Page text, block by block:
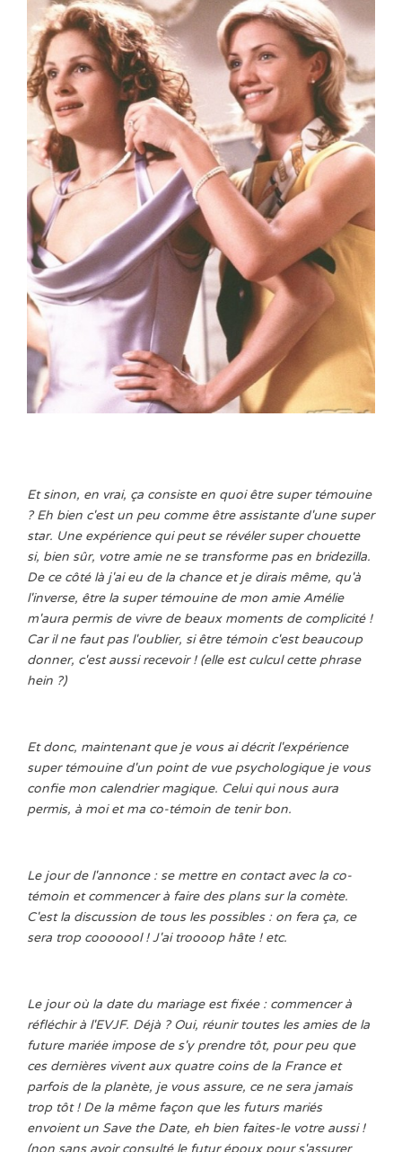
Et sinon, en vrai, ça consiste en quoi être super témouine
? Eh bien c'est un peu comme être assistante d'une super
star. Une expérience qui peut se révéler super chouette
si, bien sûr, votre amie ne se transforme pas en bridezilla.
De ce côté là j'ai eu de la chance et je dirais même, qu'à
l'inverse, être la super témouine de mon amie Amélie
m'aura permis de vivre de beaux moments de complicité !
Car il ne faut pas l'oublier, si être témoin c'est beaucoup
donner, c'est aussi recevoir ! (elle est culcul cette phrase
hein ?)
Et donc, maintenant que je vous ai décrit l'expérience
super témouine d'un point de vue psychologique je vous
confie mon calendrier magique. Celui qui nous aura
permis, à moi et ma co-témoin de tenir bon.
Le jour de l'annonce : se mettre en contact avec la co-
témoin et commencer à faire des plans sur la comète.
C'est la discussion de tous les possibles : on fera ça, ce
sera trop cooooool ! J'ai troooop hâte ! etc.
Le jour où la date du mariage est fixée : commencer à
réfléchir à l'EVJF. Déjà ? Oui, réunir toutes les amies de la
future mariée impose de s'y prendre tôt, pour peu que
ces dernières vivent aux quatre coins de la France et
parfois de la planète, je vous assure, ce ne sera jamais
trop tôt ! De la même façon que les futurs mariés
envoient un Save the Date, eh bien faites-le votre aussi !
(non sans avoir consulté le futur époux pour s'assurer